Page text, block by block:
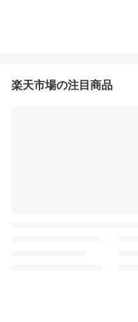
楽天市場の注目商品